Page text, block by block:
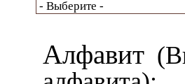
Алфавит